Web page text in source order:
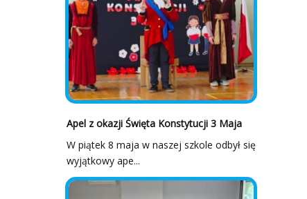
Apel z okazji Święta Konstytucji 3 Maja
W piątek 8 maja w naszej szkole odbył się
wyjątkowy ape...